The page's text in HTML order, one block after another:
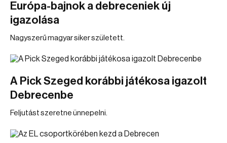
Európa-bajnok a debreceniek új
igazolása
Nagyszerű magyar siker született.
A Pick Szeged korábbi játékosa igazolt
Debrecenbe
Feljutást szeretne ünnepelni.